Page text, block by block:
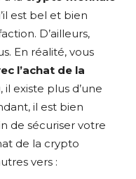
est bel et bien
D’ailleurs,
En réalité, vous
l’achat de la
il existe plus d’une
il est bien
de sécuriser votre
de la crypto
vers :